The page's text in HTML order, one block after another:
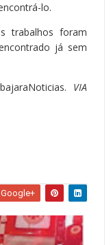
lo.
trabalhos foram
já sem
VIA
Google+